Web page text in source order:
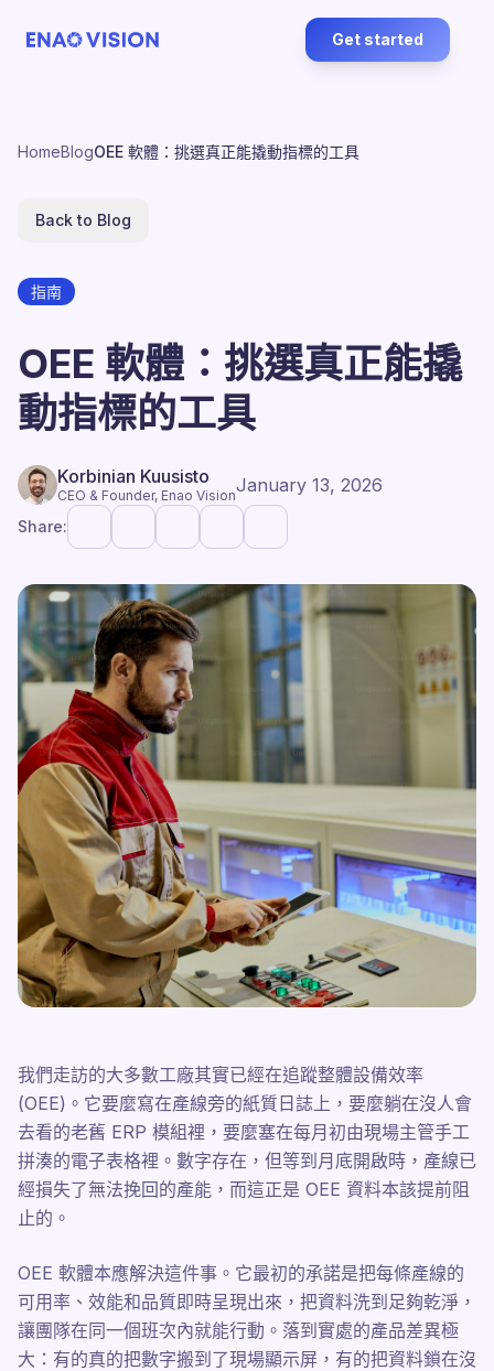
Get started
HomeBlogOEE 軟體：挑選真正能撬動指標的工具
Back to Blog
指南
OEE 軟體：挑選真正能撬
動指標的工具
Korbinian Kuusisto
CEO & Founder, Enao VisionJanuary 13, 2026
Share:
我們走訪的大多數工廠其實已經在追蹤整體設備效率
(OEE)。它要麼寫在產線旁的紙質日誌上，要麼躺在沒人會
去看的老舊 ERP 模組裡，要麼塞在每月初由現場主管手工
拼湊的電子表格裡。數字存在，但等到月底開啟時，產線已
經損失了無法挽回的產能，而這正是 OEE 資料本該提前阻
止的。
OEE 軟體本應解決這件事。它最初的承諾是把每條產線的
可用率、效能和品質即時呈現出來，把資料洗到足夠乾淨，
讓團隊在同一個班次內就能行動。落到實處的產品差異極
大：有的真的把數字搬到了現場顯示屏，有的把資料鎖在沒